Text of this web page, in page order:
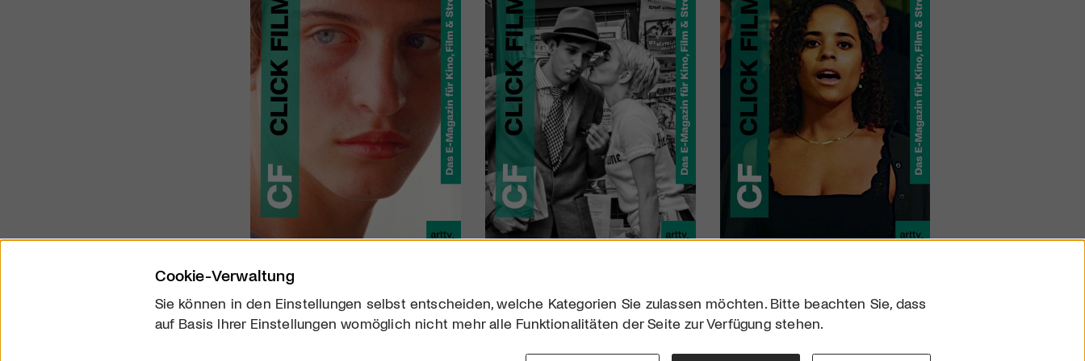
Über uns
Downloads
Impressum
Cookie-Verwaltung
Sie können in den Einstellungen selbst entscheiden, welche Kategorien Sie zulassen möchten. Bitte beachten Sie, dass
auf Basis Ihrer Einstellungen womöglich nicht mehr alle Funktionalitäten der Seite zur Verfügung stehen.